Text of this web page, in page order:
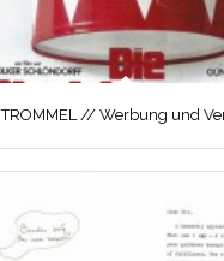
// Werbung und